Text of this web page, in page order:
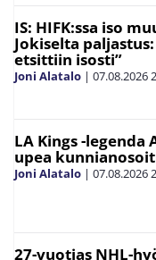
IS: HIFK:ssa iso
Jokiselta
etsittiin isosti”
Joni Alatalo | 07.08.2026
LA Kings -legenda
upea
Joni Alatalo | 07.08.2026
27-vuotias NHL-